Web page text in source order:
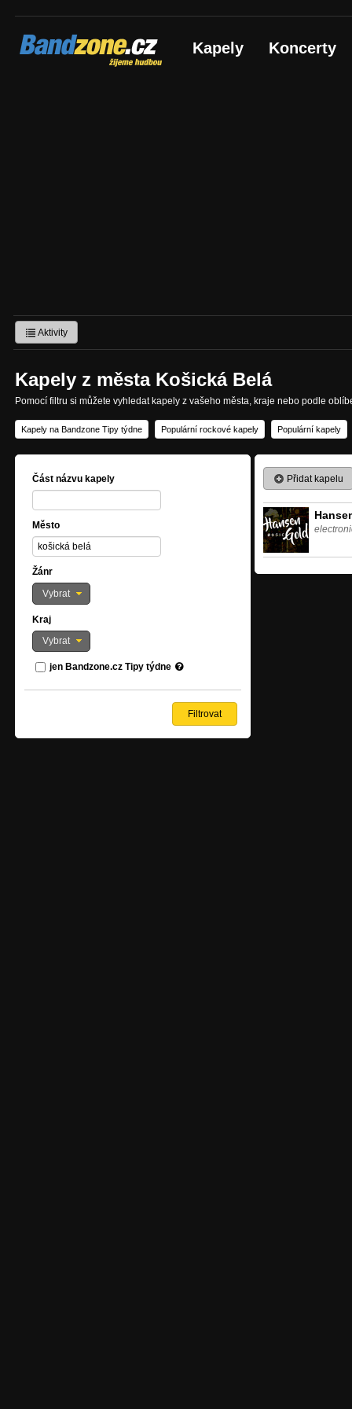
Bandzone.cz
žijeme hudbou Kapely Koncerty
Aktivity
Kapely z města Košická Belá
Pomocí filtru si můžete vyhledat kapely z vašeho města, kraje nebo podle
Kapely na Bandzone Tipy týdne Populární rockové kapely Populární kapely
Část názvu kapely
Město
Žánr
Vybrat
Kraj
Vybrat
jen Bandzone.cz Tipy týdne
Přidat kapelu